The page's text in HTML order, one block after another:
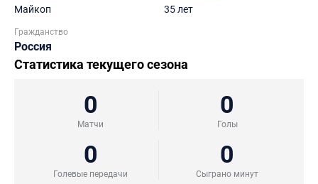
Майкоп 35 лет
Гражданство
Россия
Статистика текущего сезона
0
Матчи
0
Голы
0
Голевые передачи
0
Сыграно минут